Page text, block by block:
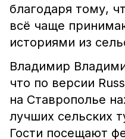
благодаря тому,
всё чаще
историями из
Владимир
что по версии
на Ставрополье
лучших сельских
Гости посещают